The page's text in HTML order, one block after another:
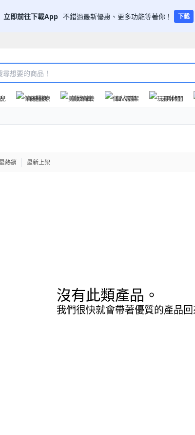
立即前往下載App 不錯過最新優惠、更多功能等著你！ 下載
保健醫療 美妝保養 個人清潔 玩具休閒
熱銷 最新上架
沒有此類產品。
我們很快就會帶著優質的產品